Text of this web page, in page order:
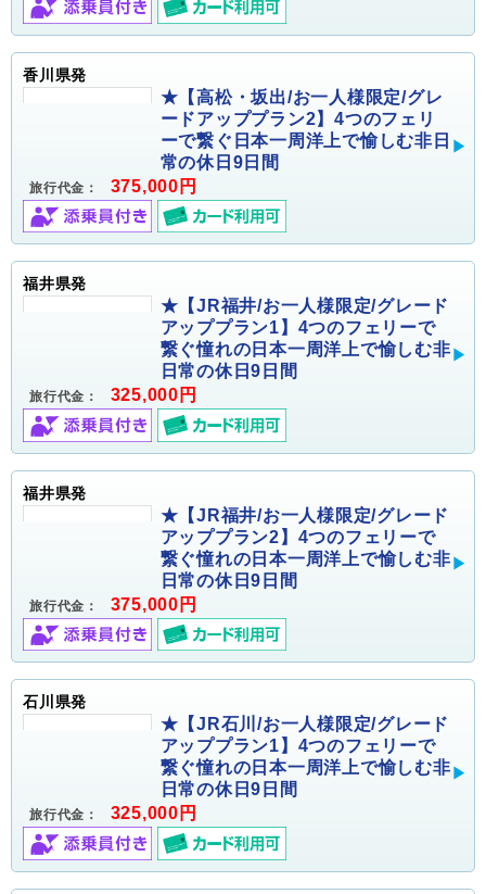
香川県発
★【高松・坂出/お一人様限定/グレ
ードアッププラン2】4つのフェリ
ーで繋ぐ日本一周洋上で愉しむ非日
常の休日9日間
旅行代金： 375,000円
福井県発
★【JR福井/お一人様限定/グレード
アッププラン1】4つのフェリーで
繋ぐ憧れの日本一周洋上で愉しむ非
日常の休日9日間
旅行代金： 325,000円
福井県発
★【JR福井/お一人様限定/グレード
アッププラン2】4つのフェリーで
繋ぐ憧れの日本一周洋上で愉しむ非
日常の休日9日間
旅行代金： 375,000円
石川県発
★【JR石川/お一人様限定/グレード
アッププラン1】4つのフェリーで
繋ぐ憧れの日本一周洋上で愉しむ非
日常の休日9日間
旅行代金： 325,000円